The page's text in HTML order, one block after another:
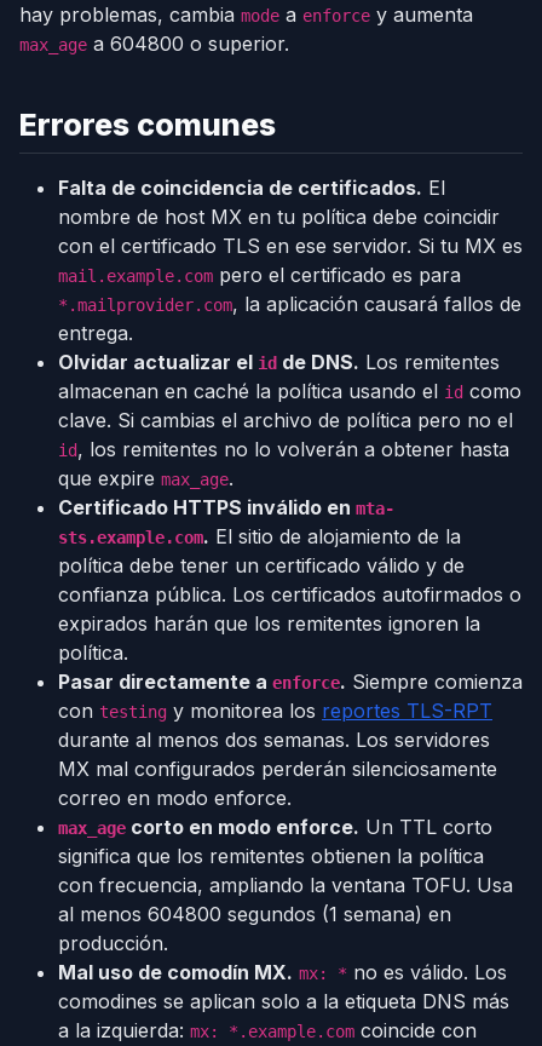
hay problemas, cambia mode a enforce y aumenta
max_age a 604800 o superior.
Errores comunes
Falta de coincidencia de certificados. El
nombre de host MX en tu política debe coincidir
con el certificado TLS en ese servidor. Si tu MX es
mail.example.com pero el certificado es para
*.mailprovider.com, la aplicación causará fallos de
entrega.
Olvidar actualizar el id de DNS. Los remitentes
almacenan en caché la política usando el id como
clave. Si cambias el archivo de política pero no el
id, los remitentes no lo volverán a obtener hasta
que expire max_age.
Certificado HTTPS inválido en mta-
sts.example.com. El sitio de alojamiento de la
política debe tener un certificado válido y de
confianza pública. Los certificados autofirmados o
expirados harán que los remitentes ignoren la
política.
Pasar directamente a enforce. Siempre comienza
con testing y monitorea los reportes TLS-RPT
durante al menos dos semanas. Los servidores
MX mal configurados perderán silenciosamente
correo en modo enforce.
max_age corto en modo enforce. Un TTL corto
significa que los remitentes obtienen la política
con frecuencia, ampliando la ventana TOFU. Usa
al menos 604800 segundos (1 semana) en
producción.
Mal uso de comodín MX. mx: * no es válido. Los
comodines se aplican solo a la etiqueta DNS más
a la izquierda: mx: *.example.com coincide con